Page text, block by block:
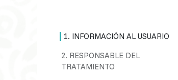
1. INFORMACIÓN AL USUARIO
2. RESPONSABLE DEL
TRATAMIENTO